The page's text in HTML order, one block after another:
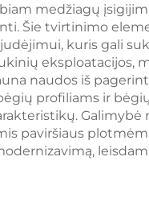
medžiagų
Šie tvirtinimo
kuris gali
eksploatacijos,
naudos iš
profiliams ir
paviršiaus